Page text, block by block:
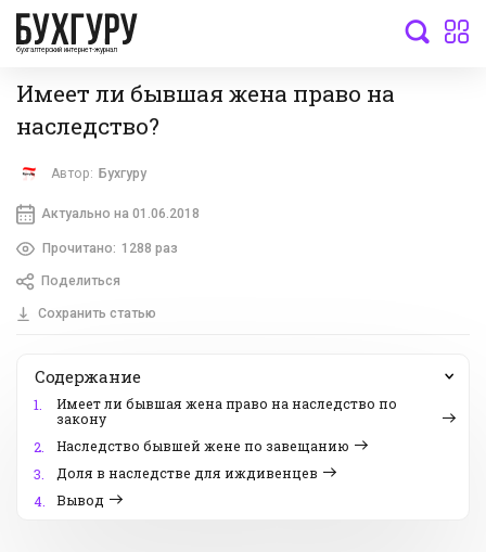
бухгалтерский интернет-журнал
Имеет ли бывшая жена право на
наследство?
Автор: Бухгуру
Актуально на 01.06.2018
Прочитано: 1288 раз
Поделиться
Сохранить статью
Содержание
1.
Имеет ли бывшая жена право на наследство по
закону
2.
Наследство бывшей жене по завещанию
3.
Доля в наследстве для иждивенцев
4.
Вывод